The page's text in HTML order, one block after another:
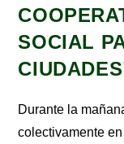
SOCIAL
Durante la
colectivamente